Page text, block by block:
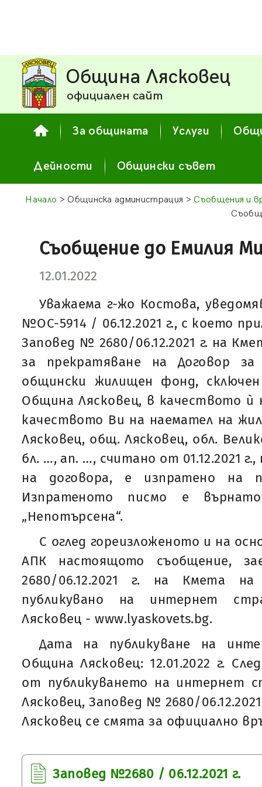
Община Лясковец
официален сайт
За общината Услуги
Дейности Общински съвет
Начало > Общинска администрация >Съобщения и
Съобщение до Емилия
12.01.2022
Уважаема г-жо Костова,
№ОС-5914 / 06.12.2021 г., с което
Заповед № 2680/06.12.2021 г. на
за прекратяване на Договор
общински жилищен фонд, сключен
Община Лясковец, в качеството ѝ
качеството Ви на наемател на
Лясковец, общ. Лясковец, обл.
бл. …, ап. …, считано от 01.12.2021
на договора, е изпратено на
Изпратеното писмо е
„Непотърсена“.
С оглед гореизложеното и на
АПК настоящото съобщение,
2680/06.12.2021 г. на Кмета
публикувано на интернет
Лясковец - www.lyaskovets.bg.
Дата на публикуване на
Община Лясковец: 12.01.2022 г.
от публикуването на интернет
Лясковец, Заповед № 2680/
Лясковец се смята за официално
Заповед №2680 / 06.12.2021 г.